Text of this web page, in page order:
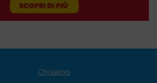
Chi siamo